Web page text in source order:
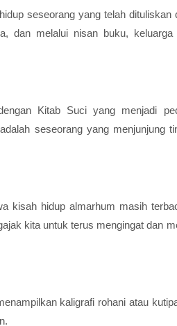
seseorang yang telah dituliskan
dan melalui nisan buku,
Kitab Suci yang menjadi
seseorang yang menjunjung
kisah hidup almarhum masih
kita untuk terus mengingat dan
kaligrafi rohani atau